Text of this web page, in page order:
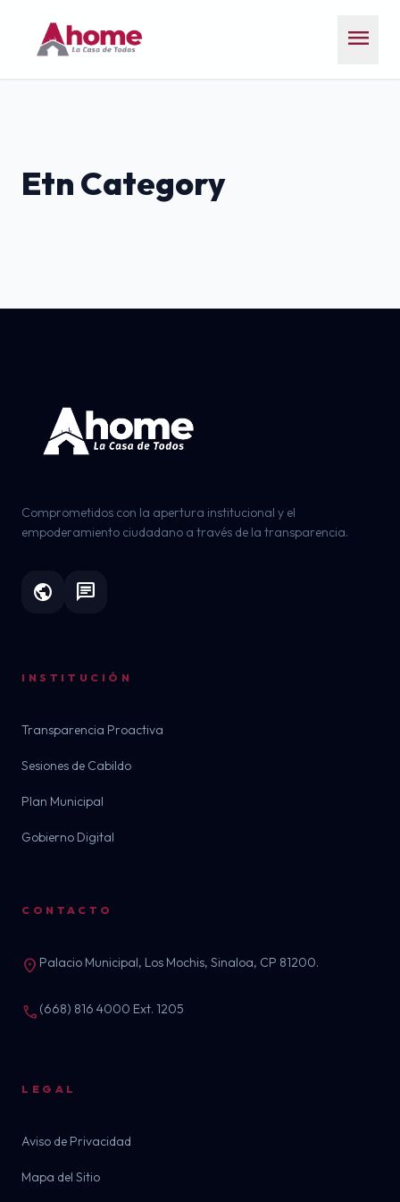
menu
Etn Category
Comprometidos con la apertura institucional y el
empoderamiento ciudadano a través de la transparencia.
public chat
INSTITUCIÓN
Transparencia Proactiva
Sesiones de Cabildo
Plan Municipal
Gobierno Digital
CONTACTO
location_on Palacio Municipal, Los Mochis, Sinaloa, CP 81200.
call (668) 816 4000 Ext. 1205
LEGAL
Aviso de Privacidad
Mapa del Sitio